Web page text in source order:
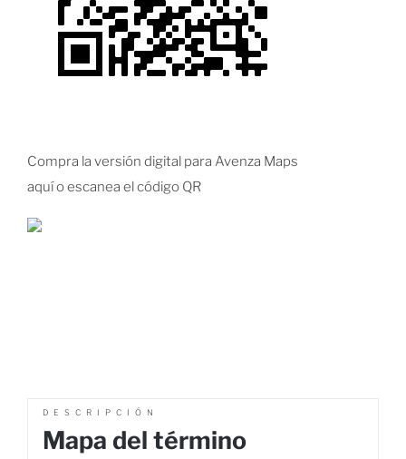
Compra la versión digital para Avenza Maps
aquí o escanea el código QR
DESCRIPCIÓN
Mapa del término